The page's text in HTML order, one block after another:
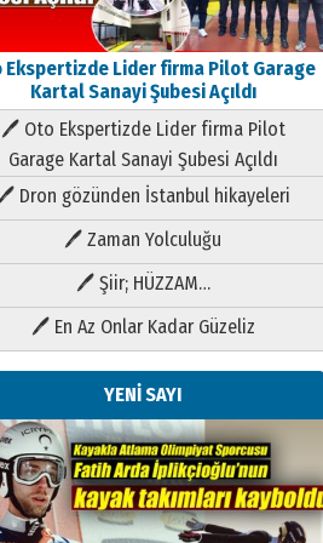
Ekspertizde Lider firma Pilot Garage
Kartal Sanayi Şubesi Açıldı
🖊 Oto Ekspertizde Lider firma Pilot
Garage Kartal Sanayi Şubesi Açıldı
Dron gözünden İstanbul hikayeleri
🖊 Zaman Yolculuğu
🖊 Şiir; HÜZZAM…
🖊 En Az Onlar Kadar Güzeliz
YENİ SAYI